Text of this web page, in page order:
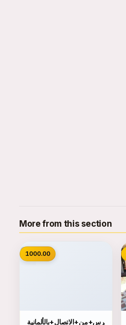
More from this section
📷
1000.00
احترس+من+الاتصال+بالألمانية